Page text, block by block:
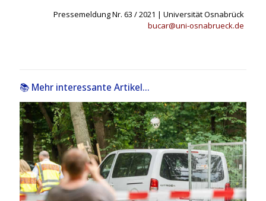
Pressemeldung Nr. 63 / 2021 | Universität Osnabrück
bucar@uni-osnabrueck.de
📚 Mehr interessante Artikel...